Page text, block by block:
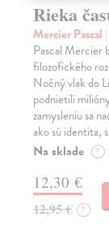
Rieka
Mercier Pascal
Pascal Mercier
filozofického
Nočný vlak do
podnietili
zamysleniu sa
ako sú identita,
Na sklade ?
12,30 €
12,95 € ?